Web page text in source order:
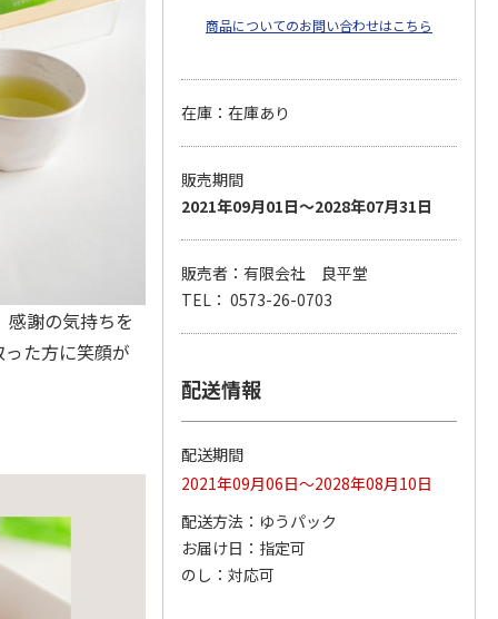
＜お中元＞ななこ
3,240円
(送料・税込)
金澤小町 KMC-15Ｒ
4.8
（4）
2,380円
(送料・税込)
感謝の気持ちを
た方に笑顔が
商品についてのお問い合わせはこちら
在庫：在庫あり
販売期間
2021年09月01日～2028年07月31日
販売者：有限会社 良平堂
TEL： 0573-26-0703
配送情報
配送期間
2021年09月06日～2028年08月10日
配送方法
ゆうパック
お届け日
指定可
のし
対応可